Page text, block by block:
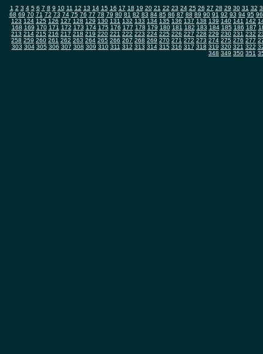
1 2 3 4 5 6 7 8 9 10 11 12 13 14 15 16 17 18 19 20 21 22 23 24 25 26 27 28 29 30 31 32
68 69 70 71 72 73 74 75 76 77 78 79 80 81 82 83 84 85 86 87 88 89 90 91 92 93 94 95 96
123 124 125 126 127 128 129 130 131 132 133 134 135 136 137 138 139 140 141 142
168 169 170 171 172 173 174 175 176 177 178 179 180 181 182 183 184 185 186 187
213 214 215 216 217 218 219 220 221 222 223 224 225 226 227 228 229 230 231 232
258 259 260 261 262 263 264 265 266 267 268 269 270 271 272 273 274 275 276 277
303 304 305 306 307 308 309 310 311 312 313 314 315 316 317 318 319 320 321 322
348 349 350 351